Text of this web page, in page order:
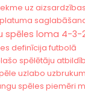
uz
spēles loma 4-3-
definīcija futbolā
spēlētāju
uzlabo
spēles piemēri